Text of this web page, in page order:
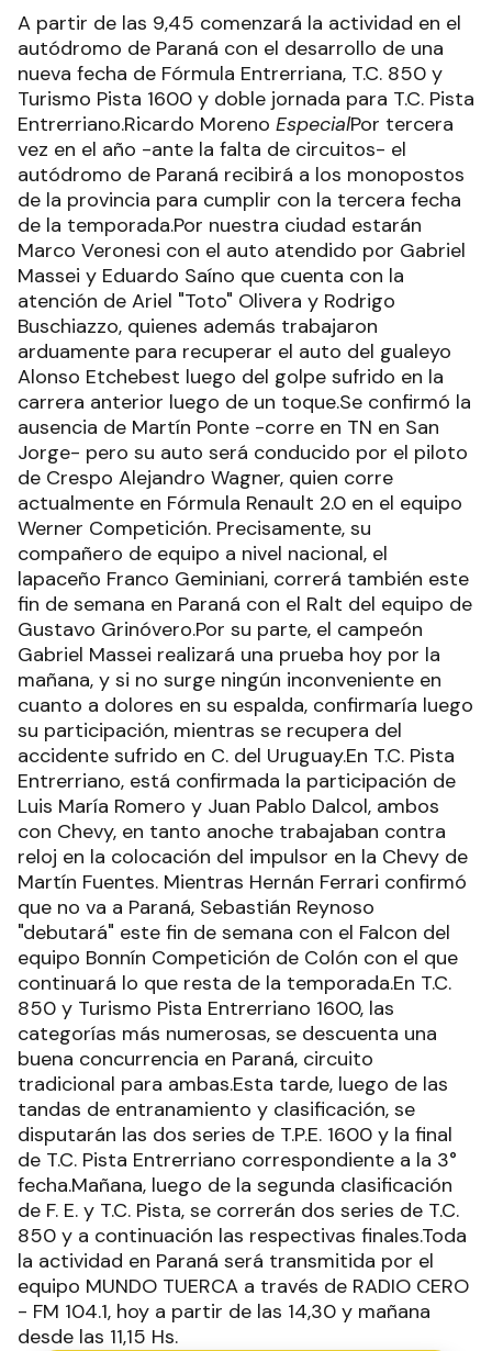
A partir de las 9,45 comenzará la actividad en el
autódromo de Paraná con el desarrollo de una
nueva fecha de Fórmula Entrerriana, T.C. 850 y
Turismo Pista 1600 y doble jornada para T.C. Pista
Entrerriano.Ricardo Moreno EspecialPor tercera
vez en el año -ante la falta de circuitos- el
autódromo de Paraná recibirá a los monopostos
de la provincia para cumplir con la tercera fecha
de la temporada.Por nuestra ciudad estarán
Marco Veronesi con el auto atendido por Gabriel
Massei y Eduardo Saíno que cuenta con la
atención de Ariel "Toto" Olivera y Rodrigo
Buschiazzo, quienes además trabajaron
arduamente para recuperar el auto del gualeyo
Alonso Etchebest luego del golpe sufrido en la
carrera anterior luego de un toque.Se confirmó la
ausencia de Martín Ponte -corre en TN en San
Jorge- pero su auto será conducido por el piloto
de Crespo Alejandro Wagner, quien corre
actualmente en Fórmula Renault 2.0 en el equipo
Werner Competición. Precisamente, su
compañero de equipo a nivel nacional, el
lapaceño Franco Geminiani, correrá también este
fin de semana en Paraná con el Ralt del equipo de
Gustavo Grinóvero.Por su parte, el campeón
Gabriel Massei realizará una prueba hoy por la
mañana, y si no surge ningún inconveniente en
cuanto a dolores en su espalda, confirmaría luego
su participación, mientras se recupera del
accidente sufrido en C. del Uruguay.En T.C. Pista
Entrerriano, está confirmada la participación de
Luis María Romero y Juan Pablo Dalcol, ambos
con Chevy, en tanto anoche trabajaban contra
reloj en la colocación del impulsor en la Chevy de
Martín Fuentes. Mientras Hernán Ferrari confirmó
que no va a Paraná, Sebastián Reynoso
"debutará" este fin de semana con el Falcon del
equipo Bonnín Competición de Colón con el que
continuará lo que resta de la temporada.En T.C.
850 y Turismo Pista Entrerriano 1600, las
categorías más numerosas, se descuenta una
buena concurrencia en Paraná, circuito
tradicional para ambas.Esta tarde, luego de las
tandas de entranamiento y clasificación, se
disputarán las dos series de T.P.E. 1600 y la final
de T.C. Pista Entrerriano correspondiente a la 3°
fecha.Mañana, luego de la segunda clasificación
de F. E. y T.C. Pista, se correrán dos series de T.C.
850 y a continuación las respectivas finales.Toda
la actividad en Paraná será transmitida por el
equipo MUNDO TUERCA a través de RADIO CERO
- FM 104.1, hoy a partir de las 14,30 y mañana
desde las 11,15 Hs.